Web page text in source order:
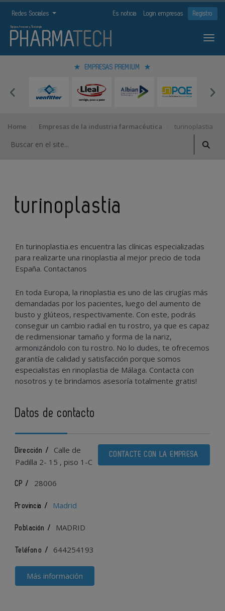
Redes Sociales Es noticia Login empresas Registro
EMPRESAS PREMIUM
Home Empresas de la industria farmacéutica turinoplastia
turinoplastia
En turinoplastia.es encuentra las clínicas especializadas
para realizarte una rinoplastia al mejor precio de toda
España. Contactanos
En toda Europa, la rinoplastia es uno de las cirugías más
demandadas por los pacientes, luego del aumento de
busto y glúteos, respectivamente. Con este, podrás
conseguir un cambio radial en tu rostro, ya que es capaz
de redimensionar tamaño y forma de la nariz,
armonizándolo con tu rostro. No lo dudes, te ofrecemos
garantía de calidad y satisfacción porque somos
especialistas en rinoplastia de Málaga. Contacta con
nosotros y te brindamos asesoría totalmente gratis!
Datos de contacto
CONTACTE CON LA EMPRESA
Dirección /
Calle de
Padilla 2- 15 , piso 1-C
CP / 28006
Provincia / Madrid
Población / MADRID
Teléfono / 644254193
Más información